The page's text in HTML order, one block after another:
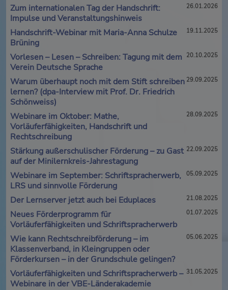
Zum internationalen Tag der Handschrift:
Impulse und Veranstaltungshinweis
26.01.2026
Handschrift-Webinar mit Maria-Anna Schulze
Brüning
19.11.2025
Vorlesen – Lesen – Schreiben: Tagung mit dem
Verein Deutsche Sprache
20.10.2025
Warum überhaupt noch mit dem Stift schreiben
lernen? (dpa-Interview mit Prof. Dr. Friedrich
Schönweiss)
29.09.2025
Webinare im Oktober: Mathe,
Vorläuferfähigkeiten, Handschrift und
Rechtschreibung
28.09.2025
Stärkung außerschulischer Förderung – zu Gast
auf der Minilernkreis-Jahrestagung
22.09.2025
Webinare im September: Schriftspracherwerb,
LRS und sinnvolle Förderung
05.09.2025
Der Lernserver jetzt auch bei Eduplaces 21.08.2025
Neues Förderprogramm für
Vorläuferfähigkeiten und Schriftspracherwerb
01.07.2025
Wie kann Rechtschreibförderung – im
Klassenverband, in Kleingruppen oder
Förderkursen – in der Grundschule gelingen?
05.06.2025
Vorläuferfähigkeiten und Schriftspracherwerb –
Webinare in der VBE-Länderakademie
31.05.2025